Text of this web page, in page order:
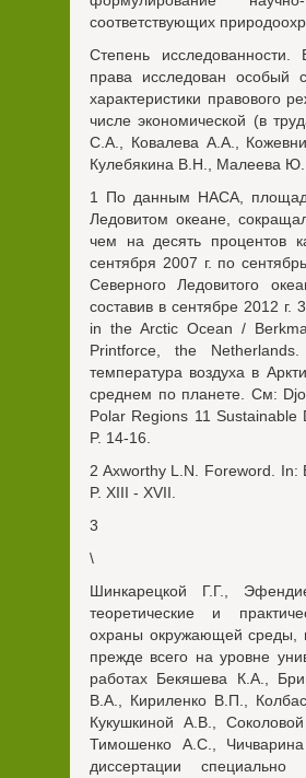
соответствующих
Степень исследованности.
права исследован особый
характеристики правового
числе экономической (в
С.А., Ковалева A.A.,
Кулебякина В.Н., Малеева
1 По данным HACA,
Ледовитом океане,
чем на десять процентов
сентября 2007 г. по
Северного Ледовитого
составив в сентябре 2012
in the Arctic Ocean /
Printforce, the
температура воздуха в
среднем по планете. См:
Polar Regions 11
P. 14-16.
2 Axworthy L.N. Foreword. In:
P. XIII - XVII.
3
\
Шинкарецкой Г.Г.,
теоретические и
охраны окружающей среды,
прежде всего на уровне
работах Бекяшева К.А.,
В.А., Кириленко В.П.,
Кукушкиной A.B.,
Тимошенко A.C.,
диссертации